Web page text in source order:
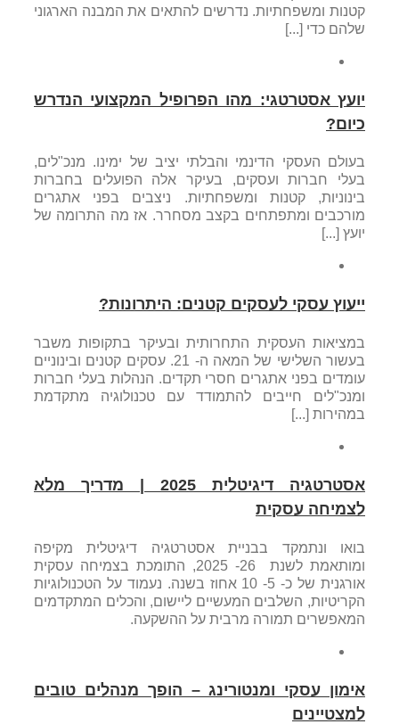
קטנות ומשפחתיות. נדרשים להתאים את המבנה הארגוני
שלהם כדי [...]
יועץ אסטרטגי: מהו הפרופיל המקצועי הנדרש
כיום?
בעולם העסקי הדינמי והבלתי יציב של ימינו. מנכ"לים,
בעלי חברות ועסקים, בעיקר אלה הפועלים בחברות
בינוניות, קטנות ומשפחתיות. ניצבים בפני אתגרים
מורכבים ומתפתחים בקצב מסחרר. אז מה התרומה של
יועץ [...]
ייעוץ עסקי לעסקים קטנים: היתרונות?
במציאות העסקית התחרותית ובעיקר בתקופות משבר
בעשור השלישי של המאה ה- 21. עסקים קטנים ובינוניים
עומדים בפני אתגרים חסרי תקדים. הנהלות בעלי חברות
ומנכ"לים חייבים להתמודד עם טכנולוגיה מתקדמת
במהירות [...]
אסטרטגיה דיגיטלית 2025 | מדריך מלא
לצמיחה עסקית
בואו ונתמקד בבניית אסטרטגיה דיגיטלית מקיפה
ומותאמת לשנת 26- 2025, התומכת בצמיחה עסקית
אורגנית של כ- 5- 10 אחוז בשנה. נעמוד על הטכנולוגיות
הקריטיות, השלבים המעשיים ליישום, והכלים המתקדמים
המאפשרים תמורה מרבית על ההשקעה.
אימון עסקי ומנטורינג – הופך מנהלים טובים
למצטיינים